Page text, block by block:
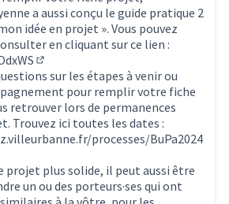
a aussi conçu le guide pratique 2
idée en projet ». Vous pouvez
en cliquant sur ce lien :
(Lien externe)
sur les étapes à venir ou
pour remplir votre fiche
retrouver lors de permanences
Trouvez ici toutes les dates :
processes/BuPa2024
dans un nouvel onglet)
projet plus solide, il peut aussi être
un ou des porteurs·ses qui ont